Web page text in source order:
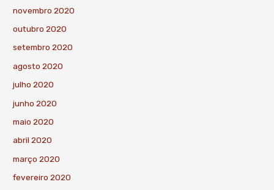
novembro 2020
outubro 2020
setembro 2020
agosto 2020
julho 2020
junho 2020
maio 2020
abril 2020
março 2020
fevereiro 2020